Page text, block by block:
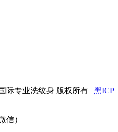
际专业洗纹身 版权所有 | 黑ICP
信）